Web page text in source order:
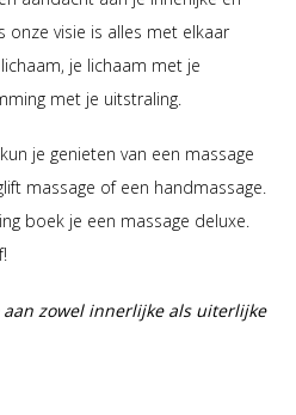
onze visie is alles met elkaar
je lichaam met je
met je uitstraling.
je genieten van een massage
massage of een handmassage.
boek je een massage deluxe.
zowel innerlijke als uiterlijke